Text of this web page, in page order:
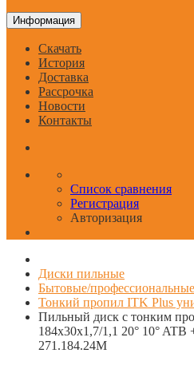
Информация
Скачать
История
Доставка
Рассрочка
Новости
Контакты
Список сравнения
Регистрация
Авторизация
Диски пильные
Бытовые/
Тонкий пропил ITK Plus
Пильный диск c тонким
184x30x1,7/1,1 20° 10°
271.184.24M